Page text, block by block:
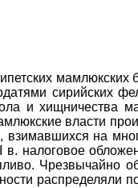
сирийских
и хищничества
власти
взимавшихся на
налоговое
Чрезвычайно
распределяли